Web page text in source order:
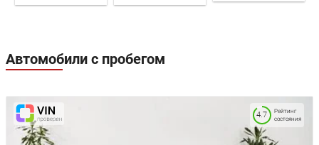
Автомобили с пробегом
Рейтинг
состояния
4.7